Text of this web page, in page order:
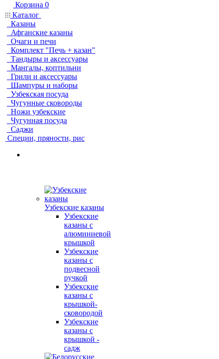
Корзина 0
Каталог
Казаны
Афганские казаны
Очаги и печи
Комплект "Печь + казан"
Тандыры и аксессуары
Мангалы, коптильни
Грили и аксессуары
Шампуры и наборы
Узбекская посуда
Чугунные сковороды
Ножи узбекские
Чугунная посуда
Саджи
Специи, пряности, рис
Узбекские казаны
Узбекские
казаны с
алюминиевой
крышкой
Узбекские
казаны с
подвесной
ручкой
Узбекские
казаны с
крышкой-
сковородой
Узбекские
казаны с
крышкой -
садж